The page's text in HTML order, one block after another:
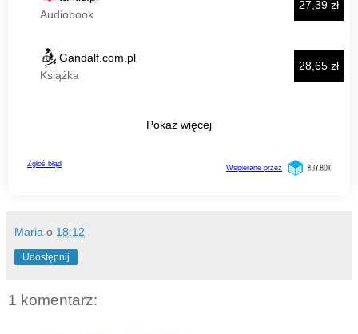
Maria o 18:12
Udostępnij
1 komentarz: